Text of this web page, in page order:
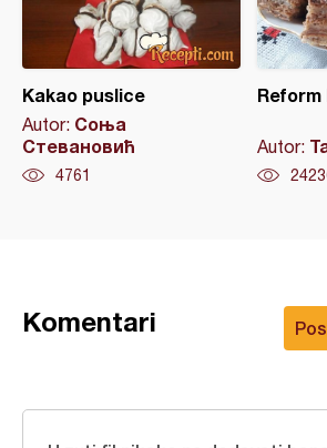
Kakao puslice
Autor: Соња
Стевановић
4761
Reform
Autor:
Komentari